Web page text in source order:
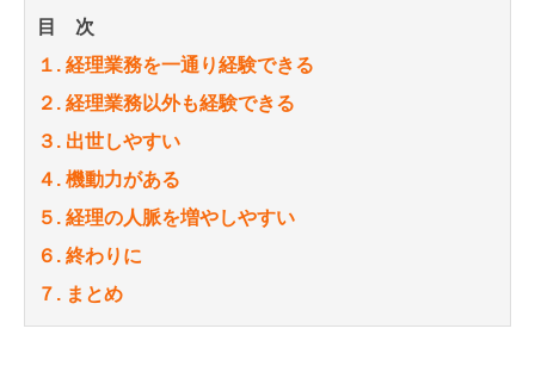
目 次
１. 経理業務を一通り経験できる
２. 経理業務以外も経験できる
３. 出世しやすい
４. 機動力がある
５. 経理の人脈を増やしやすい
６. 終わりに
７. まとめ